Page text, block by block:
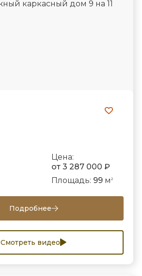
Цена:
от 3 287 000 ₽
Площадь: 99м 2
Подробнее
Смотреть видео